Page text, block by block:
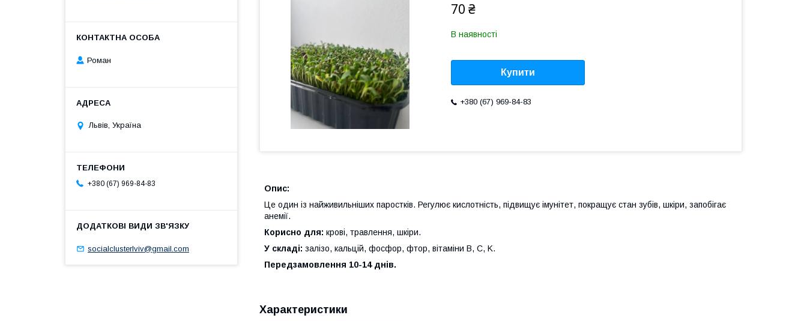
70 ₴
В наявності
Купити
+380 (67) 969-84-83
Опис:
Це один із найживильніших паростків. Регулює кислотність, підвищує імунітет, покращує стан зубів, шкіри, запобігає
анемії.
Корисно для: крові, травлення, шкіри.
У складі: залізо, кальцій, фосфор, фтор, вітаміни B, C, K.
Передзамовлення 10-14 днів.
Характеристики
Роман
Львів, Україна
+380 (67) 969-84-83
socialclusterlviv@gmail.com